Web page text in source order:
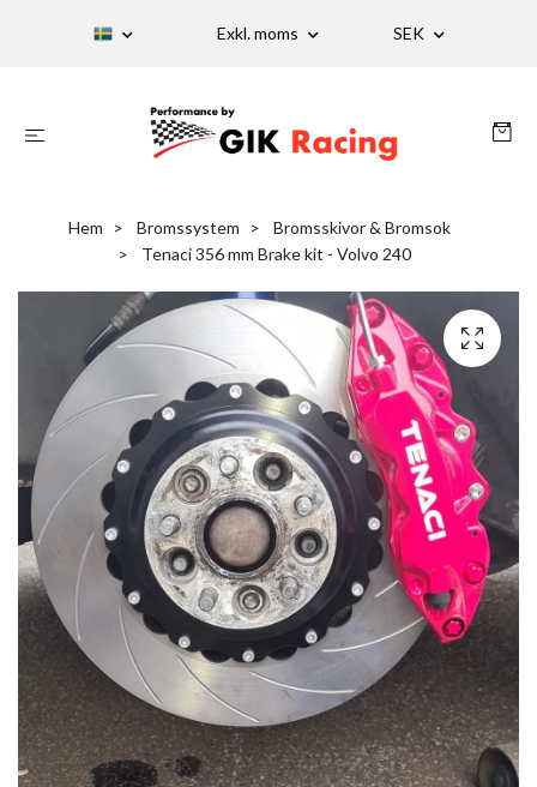
Exkl. moms SEK
Hem Bromssystem
Bromsskivor & Bromsok
Tenaci 356 mm Brake kit - Volvo 240